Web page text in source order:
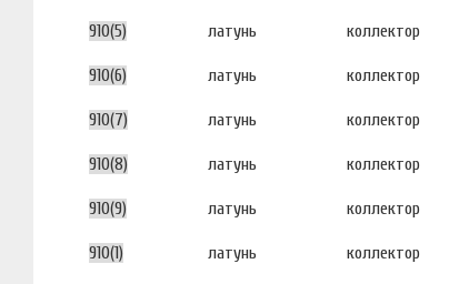
910(5) латунь коллектор
910(6) латунь коллектор
910(7) латунь коллектор
910(8) латунь коллектор
910(9) латунь коллектор
910(1) латунь коллектор